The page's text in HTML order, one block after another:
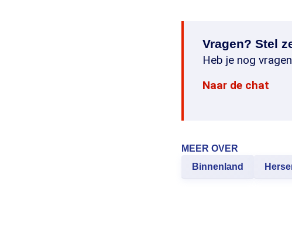
Vragen? Stel
Heb je nog
Naar de chat
MEER OVER
Binnenland